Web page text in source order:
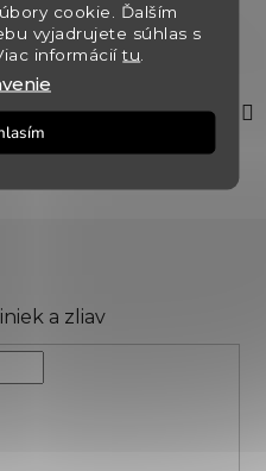
cookie. Ďalším
vyjadrujete súhlas s
informáciítu
a zliav